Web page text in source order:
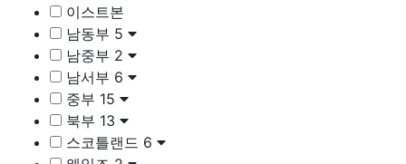
이스트본
남동부 5
남중부 2
남서부 6
중부 15
북부 13
스코틀랜드 6